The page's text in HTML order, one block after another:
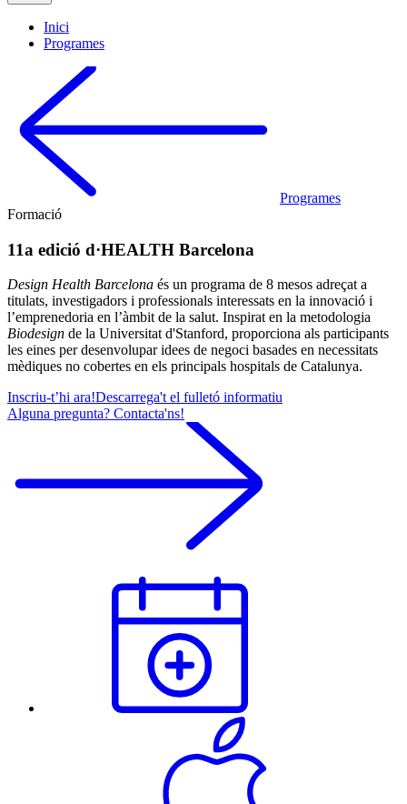
Inici
Programes
Programes
Formació
11a edició d·HEALTH Barcelona
Design Health Barcelona és un programa de 8 mesos adreçat a
titulats, investigadors i professionals interessats en la innovació i
l’emprenedoria en l’àmbit de la salut. Inspirat en la metodologia
Biodesign de la Universitat d'Stanford, proporciona als participants
les eines per desenvolupar idees de negoci basades en necessitats
mèdiques no cobertes en els principals hospitals de Catalunya.
Inscriu-t’hi ara!Descarrega't el fulletó informatiu
Alguna pregunta? Contacta'ns!